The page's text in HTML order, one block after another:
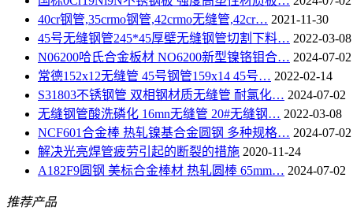
40cr钢管,35crmo钢管,42crmo无缝管,42cr… 2021-11-30
45号无缝钢管245*45厚壁无缝钢管切割下料… 2022-03-08
N06200哈氏合金板材 NO6200新型镍铬钼合… 2024-07-02
常德152x12无缝管 45号钢管159x14 45号… 2022-02-14
S31803不锈钢管 双相钢材质无缝管 耐氯化… 2024-07-02
无缝钢管酸洗磷化 16mn无缝管 20#无缝钢… 2022-03-08
NCF601合金棒 热轧镍基合金圆钢 多种规格… 2024-07-02
解决光亮焊管疲劳引起的断裂的措施 2020-11-24
A182F9圆钢 美标合金棒材 热轧圆棒 65mm… 2024-07-02
推荐产品